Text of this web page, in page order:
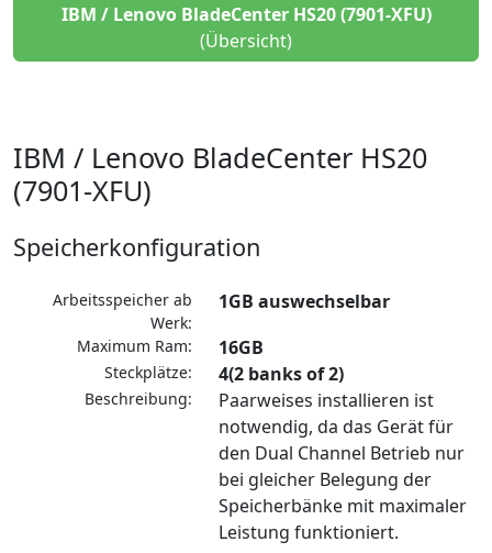
IBM / Lenovo BladeCenter HS20 (7901-XFU)
(Übersicht)
IBM / Lenovo BladeCenter HS20
(7901-XFU)
Speicherkonfiguration
Arbeitsspeicher ab
Werk:
1GB auswechselbar
Maximum Ram: 16GB
Steckplätze: 4(2 banks of 2)
Beschreibung:
Paarweises installieren ist
notwendig, da das Gerät für
den Dual Channel Betrieb nur
bei gleicher Belegung der
Speicherbänke mit maximaler
Leistung funktioniert.